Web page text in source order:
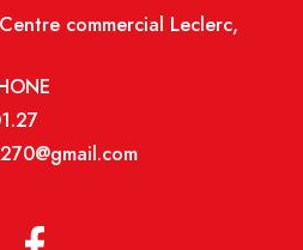
commercial Leclerc,